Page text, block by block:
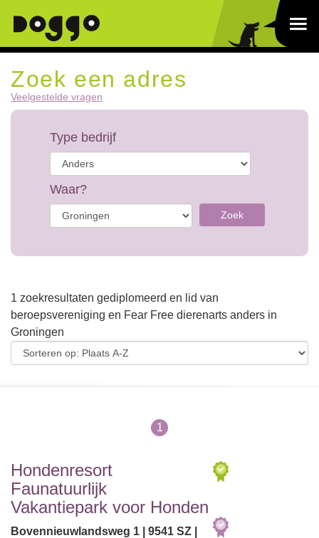
Zoek een adres
Veelgestelde vragen
Type bedrijf
Waar?
Zoek
1 zoekresultaten gediplomeerd en lid van
beroepsvereniging en Fear Free dierenarts anders in
Groningen
1
Hondenresort
Faunatuurlijk
Vakantiepark voor Honden
Bovennieuwlandsweg 1 | 9541 SZ |